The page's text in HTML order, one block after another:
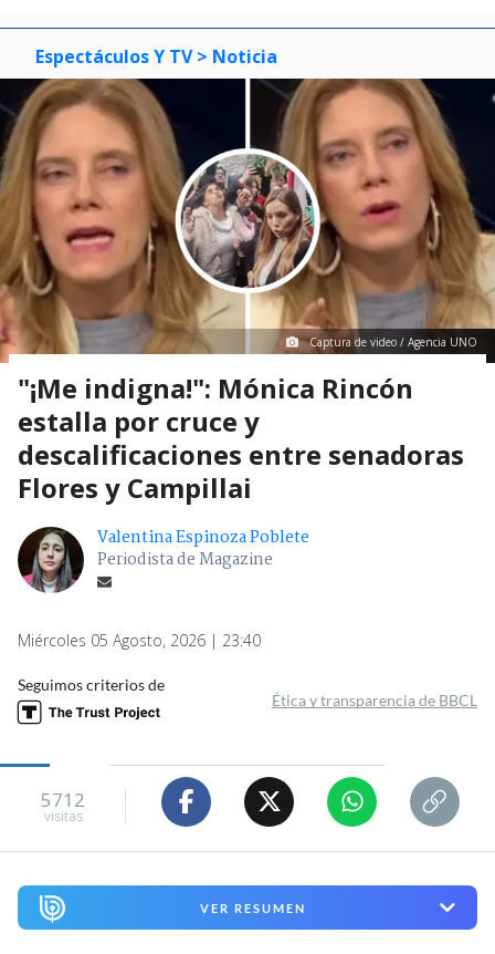
Espectáculos Y TV > Noticia
Captura de video / Agencia UNO
"¡Me indigna!": Mónica Rincón
estalla por cruce y
descalificaciones entre senadoras
Flores y Campillai
Valentina Espinoza Poblete
Periodista de Magazine
Miércoles 05 Agosto, 2026 | 23:40
Seguimos criterios de
Ética y transparencia de BBCL
5712
visitas
VER RESUMEN